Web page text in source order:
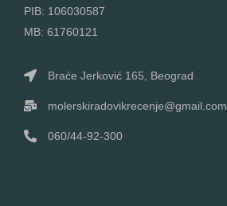
PIB: 106030587
MB: 61760121
Braće Jerković 165, Beograd
molerskiradovikrecenje@gmail.com
060/44-92-300